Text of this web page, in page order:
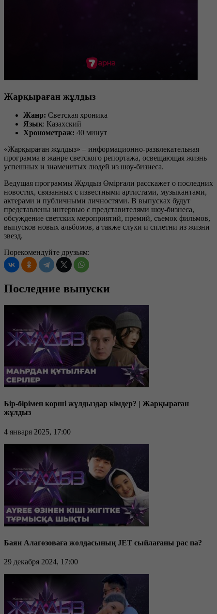
Жарқыраған жұлдыз
Жанр: Светская хроника
Язык: Казахский
Хронометраж: 40 минут
«Жарқыраған жұлдыз» – информационно-развлекательная
программа в жанре светского репортажа, освещающая жизнь
успешных и знаменитых людей из шоу-бизнеса.
Ведущая программы Жұлдыз Өмірғали расскажет о последних
новостях, связанных с известными артистами, музыкантами,
актерами и публичными личностями. В выпусках будут
представлены интервью с представителями шоу-бизнеса,
обсуждение светских мероприятий, премий, съемок фильмов,
выпусков новых альбомов, а также слухи и сплетни из жизни
звезд.
Порекомендуйте друзьям:
Последние выпуски
Бір-бірімен көрші жұлдыздар кімдер? | Жарқыраған
жұлдыз
4 января 2025, 17:00
Баян Алагөзоваға жолдасының JET сыйлағаны рас па?
29 декабря 2024, 17:00